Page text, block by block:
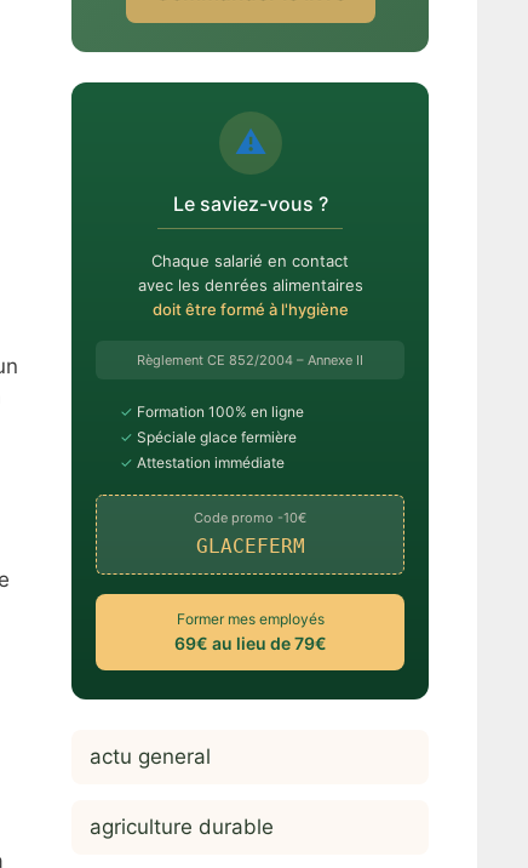
⚠️
Le saviez-vous ?
Chaque salarié en contact
avec les denrées alimentaires
doit être formé à l'hygiène
Règlement CE 852/2004 – Annexe II
✓ Formation 100% en ligne
✓ Spéciale glace fermière
✓ Attestation immédiate
Code promo -10€
GLACEFERM
Former mes employés
69€ au lieu de 79€
actu general
agriculture durable